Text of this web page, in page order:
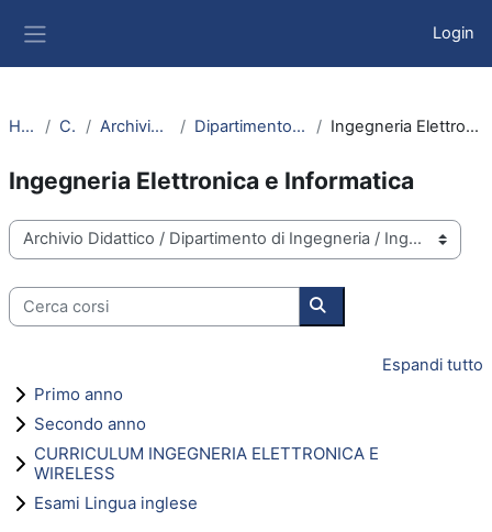
Login
Home Corsi Archivio Didattico Dipartimento di Ingegneria Ingegneria Elettronica e Informatica
Ingegneria Elettronica e Informatica
Categorie di corso
Cerca corsi
Cerca corsi
Espandi tutto
Primo anno
Secondo anno
CURRICULUM INGEGNERIA ELETTRONICA E
WIRELESS
Esami Lingua inglese